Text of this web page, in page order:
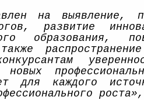
на выявление,
развитие
образования,
новых
для каждого